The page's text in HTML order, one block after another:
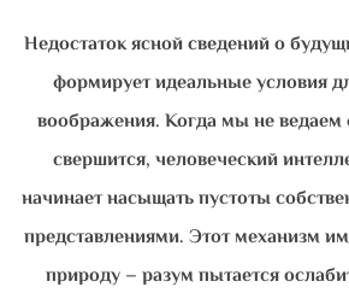
Недостаток ясной сведений о
формирует идеальные условия
воображения. Когда мы не ведаем
свершится, человеческий
начинает насыщать пустоты
представлениями. Этот механизм
природу – разум пытается